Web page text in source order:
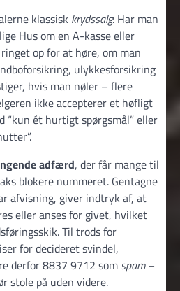
klassisk krydssalg: Har man
Hus om en A-kasse eller
op for at høre, om man
ulykkesforsikring
hvis man nøler – flere
ikke accepterer et høfligt
ét hurtigt spørgsmål” eller
adfærd, der får mange til
blokere nummeret. Gentagne
afvisning, giver indtryk af, at
eller anses for givet, hvilket
Til trods for
for decideret svindel,
derfor 8837 9712 som spam–
stole på uden videre.